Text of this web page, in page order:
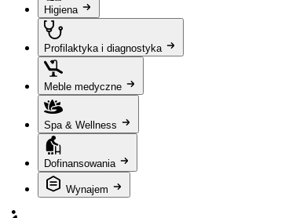
Higiena
Profilaktyka i diagnostyka
Meble medyczne
Spa & Wellness
Dofinansowania
Wynajem